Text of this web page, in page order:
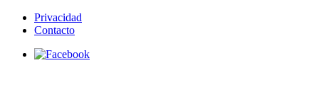
Privacidad
Contacto